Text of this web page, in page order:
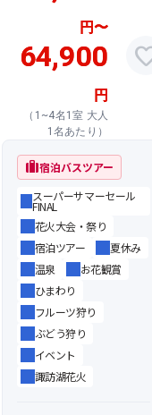
円〜
64,900
円
（1~4名1室 大人
1名あたり）
trip宿泊バスツアー
スーパーサマーセール
FINAL
花火大会・祭り
宿泊ツアー
夏休み
温泉
お花観賞
ひまわり
フルーツ狩り
ぶどう狩り
イベント
諏訪湖花火